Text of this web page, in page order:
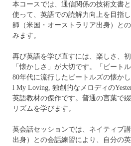
本コースでは、通信関係の技術文書
使って、英語での読解力向上を目指
師（米国・オーストラリア出身）と
みます。
再び英語を学び直すには、楽しさ、
「懐かしさ」が大切です。「ビート
80年代に流行したビートルズの懐か
l My Loving, 独創的なメロディの
英語教材の傑作です。普通の言葉で
リズムを学びます。
英会話セッションでは、ネイティブ
出身）との会話練習により、自分の